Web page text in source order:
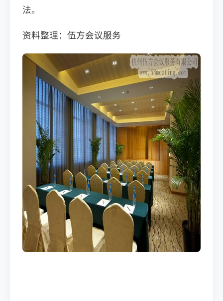
法。
资料整理：伍方会议服务